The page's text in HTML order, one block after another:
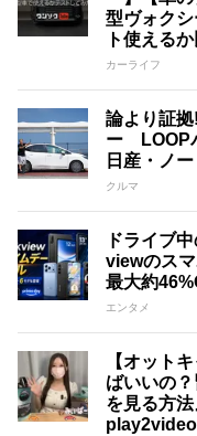
型ヴォク
ト使える
カーライフ
論より証
ー LOOP
日産・ノ
クルマ
ドライブ
viewのス
最大約
エンタメ
【オット
ばいいの
を見る方